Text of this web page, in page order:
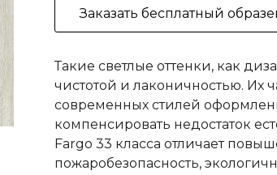
Заказать бесплатный
Такие светлые оттенки, как
чистотой и лаконичностью. Их
современных стилей
компенсировать недостаток
Fargo 33 класса отличает
пожаробезопасность,